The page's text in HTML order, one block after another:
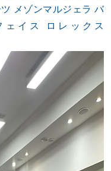
メゾンマルジェラ バ
ェイス
ロレックス